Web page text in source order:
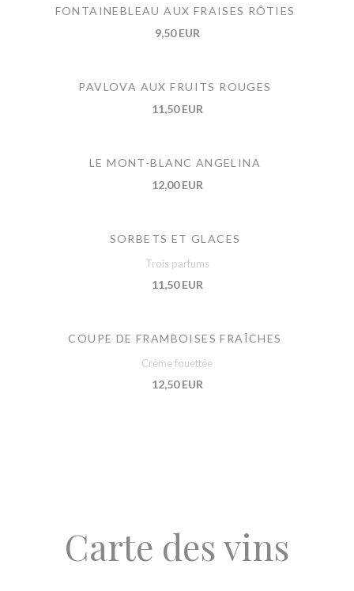
FONTAINEBLEAU AUX FRAISES RÔTIES
9,50 EUR
PAVLOVA AUX FRUITS ROUGES
11,50 EUR
LE MONT-BLANC ANGELINA
12,00 EUR
SORBETS ET GLACES
Trois parfums
11,50 EUR
COUPE DE FRAMBOISES FRAÎCHES
Crème fouettée
12,50 EUR
Carte des vins